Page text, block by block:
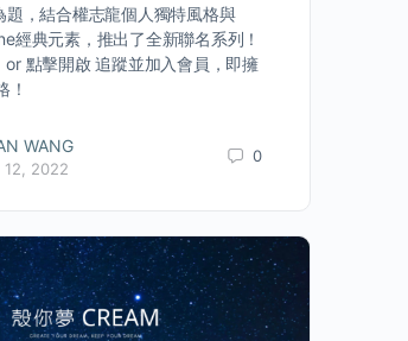
題，結合權志龍個人獨特風格與
經典元素，推出了全新聯名系列！
點擊開啟 追蹤並加入會員，即擁
！
WANG
12, 2022
0